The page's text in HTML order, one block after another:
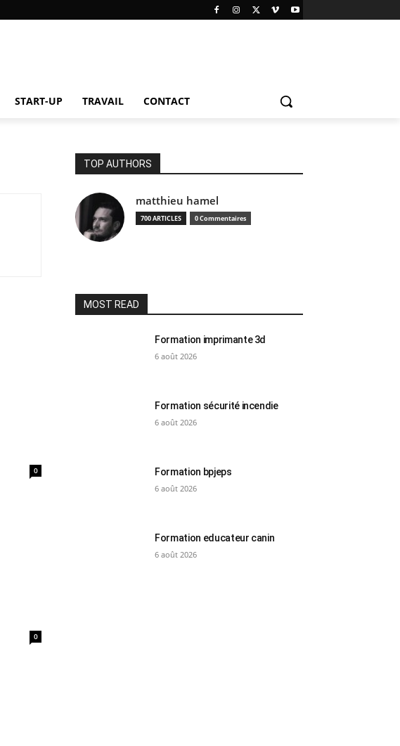
START-UP TRAVAIL CONTACT
0
0
TOP AUTHORS
matthieu hamel
700 ARTICLES 0 Commentaires
MOST READ
Formation imprimante 3d
6 août 2026
Formation sécurité incendie
6 août 2026
Formation bpjeps
6 août 2026
Formation educateur canin
6 août 2026